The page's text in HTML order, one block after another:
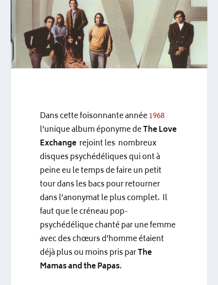
Dans cette foisonnante année1968
l’unique album éponyme deThe Love
Exchange rejoint les nombreux
disques psychédéliques qui ont à
peine eu le temps de faire un petit
tour dans les bacs pour retourner
dans l’anonymat le plus complet. Il
faut que le créneau pop-
psychédélique chanté par une femme
avec des chœurs d’homme étaient
déjà plus ou moins pris parThe
Mamas and the Papas.